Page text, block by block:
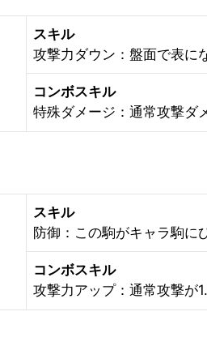
スキル
攻撃力ダウン：盤面で表に
コンボスキル
特殊ダメージ：通常攻撃ダ
スキル
防御：この駒がキャラ駒に
コンボスキル
攻撃力アップ：通常攻撃が